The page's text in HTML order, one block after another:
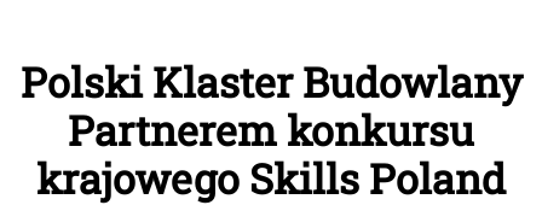
Polski Klaster Budowlany
Partnerem konkursu
krajowego Skills Poland